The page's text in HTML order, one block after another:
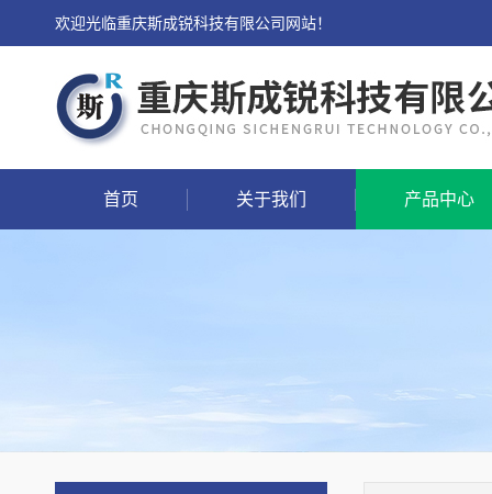
欢迎光临重庆斯成锐科技有限公司网站！
首页 关于我们 产品中心